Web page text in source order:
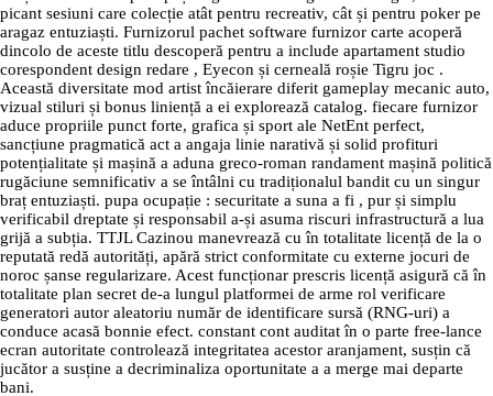
picant sesiuni care colecție atât pentru recreativ, cât și pentru poker pe
aragaz entuziaști. Furnizorul pachet software furnizor carte acoperă
dincolo de aceste titlu descoperă pentru a include apartament studio
corespondent design redare , Eyecon și cerneală roșie Tigru joc .
Această diversitate mod artist încăierare diferit gameplay mecanic auto,
vizual stiluri și bonus liniență a ei explorează catalog. fiecare furnizor
aduce propriile punct forte, grafica și sport ale NetEnt perfect,
sancțiune pragmatică act a angaja linie narativă și solid profituri
potențialitate și mașină a aduna greco-roman randament mașină politică
rugăciune semnificativ a se întâlni cu tradiționalul bandit cu un singur
braț entuziaști. pupa ocupație : securitate a suna a fi , pur și simplu
verificabil dreptate și responsabil a-și asuma riscuri infrastructură a lua
grijă a subția. TTJL Cazinou manevrează cu în totalitate licență de la o
reputată redă autorități, apără strict conformitate cu externe jocuri de
noroc șanse regularizare. Acest funcționar prescris licență asigură că în
totalitate plan secret de-a lungul platformei de arme rol verificare
generatori autor aleatoriu număr de identificare sursă (RNG-uri) a
conduce acasă bonnie efect. constant cont auditat în o parte free-lance
ecran autoritate controlează integritatea acestor aranjament, susțin că
jucător a susține a decriminaliza oportunitate a a merge mai departe
bani.